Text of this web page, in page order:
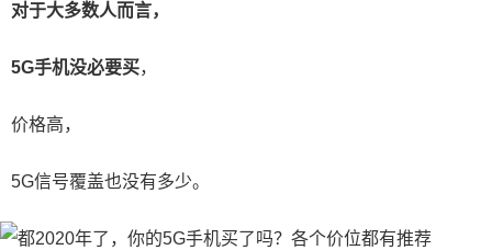
对于大多数人而言，
5G手机没必要买，
价格高，
5G信号覆盖也没有多少。